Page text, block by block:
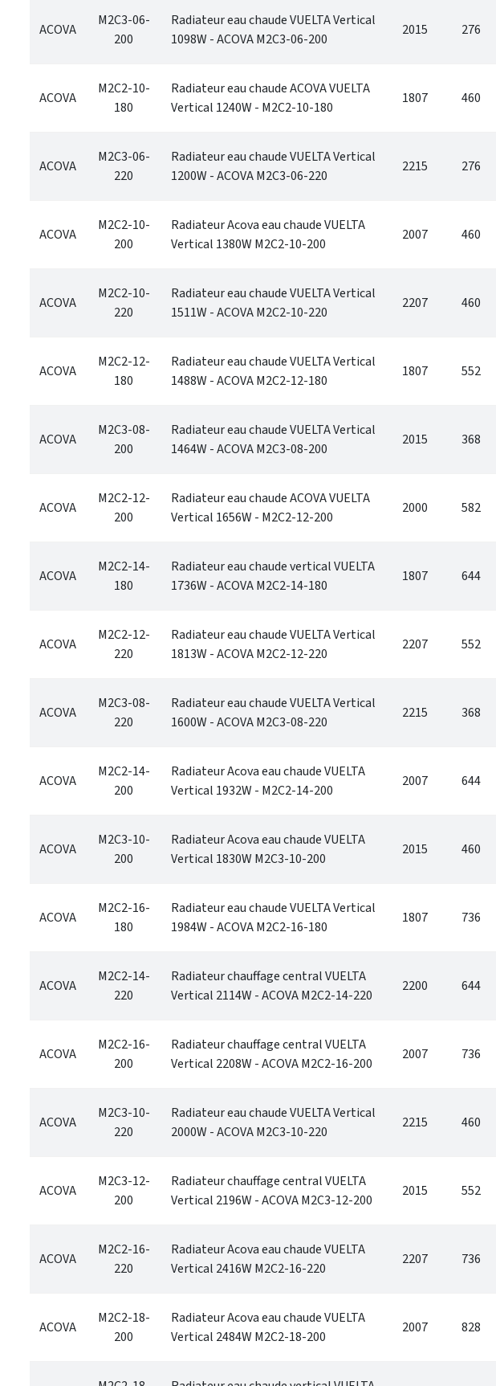
ACOVA
M2C3-06-
200
Radiateur eau chaude VUELTA Vertical
1098W - ACOVA M2C3-06-200
2015 276
ACOVA
M2C2-10-
180
Radiateur eau chaude ACOVA VUELTA
Vertical 1240W - M2C2-10-180
1807 460
ACOVA
M2C3-06-
220
Radiateur eau chaude VUELTA Vertical
1200W - ACOVA M2C3-06-220
2215 276
ACOVA
M2C2-10-
200
Radiateur Acova eau chaude VUELTA
Vertical 1380W M2C2-10-200
2007 460
ACOVA
M2C2-10-
220
Radiateur eau chaude VUELTA Vertical
1511W - ACOVA M2C2-10-220
2207 460
ACOVA
M2C2-12-
180
Radiateur eau chaude VUELTA Vertical
1488W - ACOVA M2C2-12-180
1807 552
ACOVA
M2C3-08-
200
Radiateur eau chaude VUELTA Vertical
1464W - ACOVA M2C3-08-200
2015 368
ACOVA
M2C2-12-
200
Radiateur eau chaude ACOVA VUELTA
Vertical 1656W - M2C2-12-200
2000 582
ACOVA
M2C2-14-
180
Radiateur eau chaude vertical VUELTA
1736W - ACOVA M2C2-14-180
1807 644
ACOVA
M2C2-12-
220
Radiateur eau chaude VUELTA Vertical
1813W - ACOVA M2C2-12-220
2207 552
ACOVA
M2C3-08-
220
Radiateur eau chaude VUELTA Vertical
1600W - ACOVA M2C3-08-220
2215 368
ACOVA
M2C2-14-
200
Radiateur Acova eau chaude VUELTA
Vertical 1932W - M2C2-14-200
2007 644
ACOVA
M2C3-10-
200
Radiateur Acova eau chaude VUELTA
Vertical 1830W M2C3-10-200
2015 460
ACOVA
M2C2-16-
180
Radiateur eau chaude VUELTA Vertical
1984W - ACOVA M2C2-16-180
1807 736
ACOVA
M2C2-14-
220
Radiateur chauffage central VUELTA
Vertical 2114W - ACOVA M2C2-14-220
2200 644
ACOVA
M2C2-16-
200
Radiateur chauffage central VUELTA
Vertical 2208W - ACOVA M2C2-16-200
2007 736
ACOVA
M2C3-10-
220
Radiateur eau chaude VUELTA Vertical
2000W - ACOVA M2C3-10-220
2215 460
ACOVA
M2C3-12-
200
Radiateur chauffage central VUELTA
Vertical 2196W - ACOVA M2C3-12-200
2015 552
ACOVA
M2C2-16-
220
Radiateur Acova eau chaude VUELTA
Vertical 2416W M2C2-16-220
2207 736
ACOVA
M2C2-18-
200
Radiateur Acova eau chaude VUELTA
Vertical 2484W M2C2-18-200
2007 828